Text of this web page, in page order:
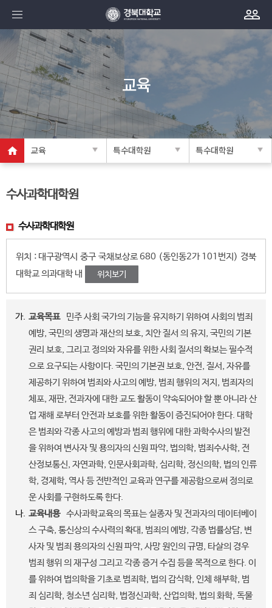
교육
교육 특수대학원 특수대학원
수사과학대학원
수사과학대학원
위치 : 대구광역시 중구 국채보상로 680 (동인동2가 101번지) 경북
대학교 의과대학 내
위치보기
가. 교육목표
민주 사회 국가의 기능을 유지하기 위하여 사회의 범죄
예방, 국민의 생명과 재산의 보호, 치안 질서 의 유지, 국민의 기본
권리 보호, 그리고 정의와 자유를 위한 사회 질서의 확보는 필수적
으로 요구되는 사항이다. 국민의 기본권 보호, 안전, 질서, 자유를
제공하기 위하여 범죄와 사고의 예방, 범죄 행위의 저지, 범죄자의
체포, 재판, 전과자에 대한 교도 활동이 약속되어야 할 뿐 아니라 산
업 재해 로부터 안전과 보호를 위한 활동이 증진되어야 한다. 대학
은 범죄와 각종 사고의 예방과 범죄 행위에 대한 과학수사의 발전
을 위하여 변사자 및 용의자의 신원 파악, 법의학, 범죄수사학, 전
산정보통신, 자연과학, 인문사회과학, 심리학, 정신의학, 법의 인류
학, 경제학, 역사 등 전반적인 교육과 연구를 제공함으로써 정의로
운 사회를 구현하도록 한다.
나. 교육내용 수사과학교육의 목표는 실종자 및 전과자의 데이터베이
스 구축, 통신상의 수사력의 확대, 범죄의 예방, 각종 법률상담, 변
사자 및 범죄 용의자의 신원 파악, 사망 원인의 규명, 타살의 경우
범죄 행위 의 재구성 그리고 각종 증거 수집 등을 목적으로 한다. 이
를 위하여 법의학을 기초로 범죄학, 법의 감식학, 인체 해부학, 범
죄 심리학, 청소년 심리학, 법정신과학, 산업의학, 법의 화학, 독물